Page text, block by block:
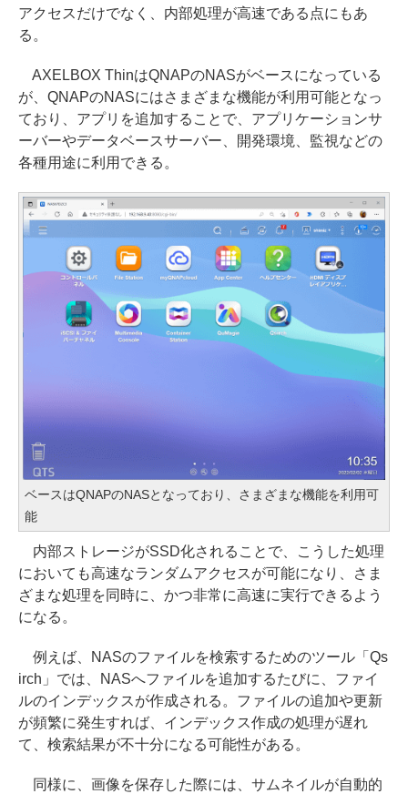
アクセスだけでなく、内部処理が高速である点にもあ
る。
AXELBOX ThinはQNAPのNASがベースになっている
が、QNAPのNASにはさまざまな機能が利用可能となっ
ており、アプリを追加することで、アプリケーションサ
ーバーやデータベースサーバー、開発環境、監視などの
各種用途に利用できる。
ベースはQNAPのNASとなっており、さまざまな機能を利用可
能
内部ストレージがSSD化されることで、こうした処理
においても高速なランダムアクセスが可能になり、さま
ざまな処理を同時に、かつ非常に高速に実行できるよう
になる。
例えば、NASのファイルを検索するためのツール「Qs
irch」では、NASへファイルを追加するたびに、ファイ
ルのインデックスが作成される。ファイルの追加や更新
が頻繁に発生すれば、インデックス作成の処理が遅れ
て、検索結果が不十分になる可能性がある。
同様に、画像を保存した際には、サムネイルが自動的